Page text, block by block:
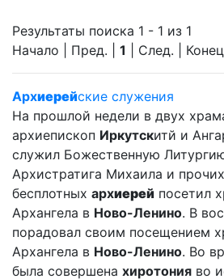
Результаты поиска 1 - 1 из 1
Начало | Пред. | 1 | След. | Конец
Архиерейские служения
На прошлой недели в двух
архиепископ Иркутскитй и
служил Божественную
Архистратига Михаила и
бесплотных архиерей посетил
Архангела в Ново-Ленино. В
порадовал своим посещением
Архангела в Ново-Ленино. Во
была совершена хиротония во